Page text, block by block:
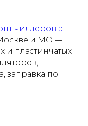
чиллеров с
и МО —
и пластинчатых
заправка по